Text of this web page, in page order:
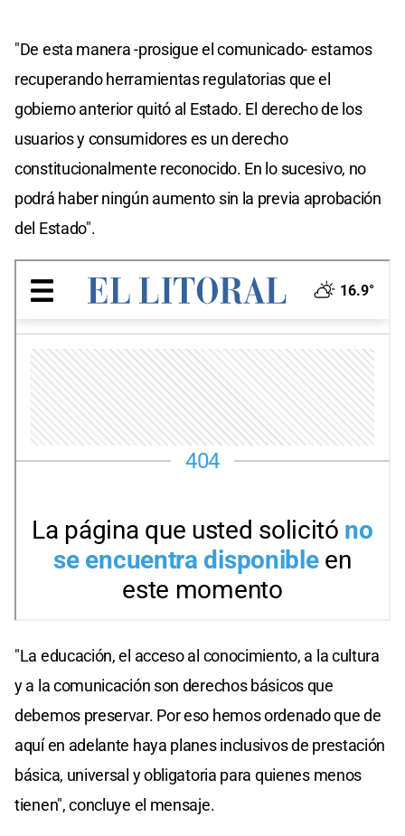
‪"De esta manera -prosigue el comunicado- estamos
recuperando herramientas regulatorias que el
gobierno anterior quitó al Estado. El derecho de los
usuarios y consumidores es un derecho
constitucionalmente reconocido. En lo sucesivo, no
podrá haber ningún aumento sin la previa aprobación
del Estado"‬.
"La educación, el acceso al conocimiento, a la cultura
y a la comunicación son derechos básicos que
debemos preservar. Por eso hemos ordenado que de
aquí en adelante haya planes inclusivos de prestación
básica, universal y obligatoria para quienes menos
tienen", concluye el mensaje.